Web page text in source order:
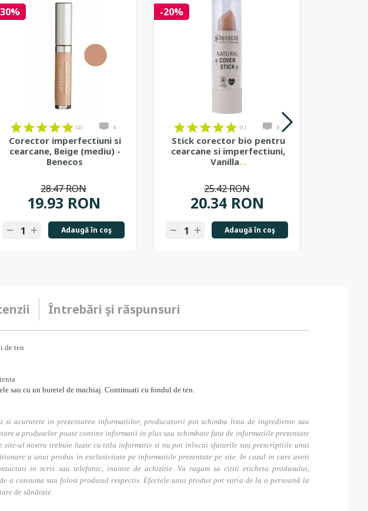
(2) 0
Corector imperfectiuni si
cearcane, Beige (mediu) -
Benecos
19.93 RON
28.47 RON
Adaugă în coş
-20%
(1) 0
Stick corector bio pentru
cearcane si imperfectiuni,
Vanilla...
20.34 RON
25.42 RON
Adaugă în coş
Întrebări şi răspunsuri
de ten
sau cu un buretel de machiaj. Continuati cu fondul de ten.
acuratete in prezentarea informatiilor, producatorii pot schimba lista de ingrediente sau
a produselor poate contine informatii in plus sau schimbate fata de informatiile prezentate
site-ul nostru trebuie luate cu titlu informativ si nu pot inlocui sfaturile sau prescriptiile unui
a unui produs in exclusivitate pe informatiile prezentate pe site. In cazul in care aveti
in scris sau telefonic, inainte de achizitie. Va rugam sa cititi eticheta produsului,
a consuma sau folosi produsul respectiv. Efectele unui produs pot varia de la o persoană la
de sănătate.